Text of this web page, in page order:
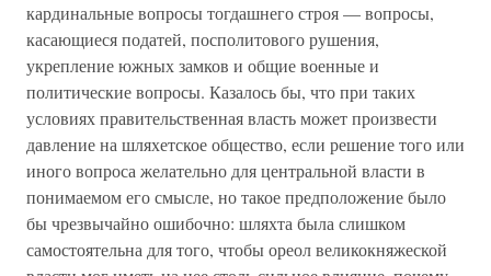
кардинальные вопросы тогдашнего строя — вопросы,
касающиеся податей, посполитового рушения,
укрепление южных замков и общие военные и
политические вопросы. Казалось бы, что при таких
условиях правительственная власть может произвести
давление на шляхетское общество, если решение того или
иного вопроса желательно для центральной власти в
понимаемом его смысле, но такое предположение было
бы чрезвычайно ошибочно: шляхта была слишком
самостоятельна для того, чтобы ореол великокняжеской